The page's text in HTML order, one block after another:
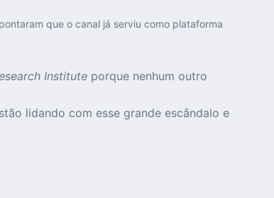
que o canal já serviu como plataforma
Institute porque nenhum outro
lidando com esse grande escândalo e